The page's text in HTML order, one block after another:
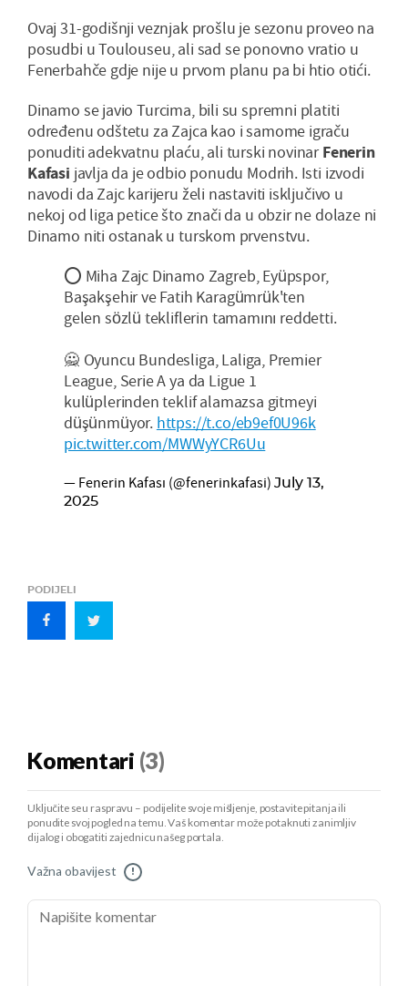
Ovaj 31-godišnji veznjak prošlu je sezonu proveo na
posudbi u Toulouseu, ali sad se ponovno vratio u
Fenerbahče gdje nije u prvom planu pa bi htio otići.
Dinamo se javio Turcima, bili su spremni platiti
određenu odštetu za Zajca kao i samome igraču
ponuditi adekvatnu plaću, ali turski novinarFenerin
Kafasi javlja da je odbio ponudu Modrih. Isti izvodi
navodi da Zajc karijeru želi nastaviti isključivo u
nekoj od liga petice što znači da u obzir ne dolaze ni
Dinamo niti ostanak u turskom prvenstvu.
⭕ Miha Zajc Dinamo Zagreb, Eyüpspor,
Başakşehir ve Fatih Karagümrük'ten
gelen sözlü tekliflerin tamamını reddetti.
🙅 Oyuncu Bundesliga, Laliga, Premier
League, Serie A ya da Ligue 1
kulüplerinden teklif alamazsa gitmeyi
düşünmüyor. https://t.co/eb9ef0U96k
pic.twitter.com/MWWyYCR6Uu
— Fenerin Kafası (@fenerinkafasi) July 13,
2025
PODIJELI
Komentari (3)
Uključite se u raspravu – podijelite svoje mišljenje, postavite pitanja ili
ponudite svoj pogled na temu. Vaš komentar može potaknuti zanimljiv
dijalog i obogatiti zajednicu našeg portala.
Važna obavijest !